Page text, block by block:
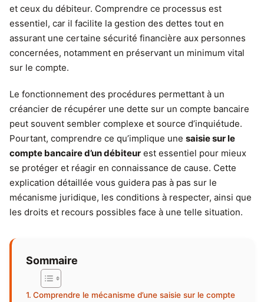
et ceux du débiteur. Comprendre ce processus est
essentiel, car il facilite la gestion des dettes tout en
assurant une certaine sécurité financière aux personnes
concernées, notamment en préservant un minimum vital
sur le compte.
Le fonctionnement des procédures permettant à un
créancier de récupérer une dette sur un compte bancaire
peut souvent sembler complexe et source d’inquiétude.
Pourtant, comprendre ce qu’implique une saisie sur le
compte bancaire d’un débiteur est essentiel pour mieux
se protéger et réagir en connaissance de cause. Cette
explication détaillée vous guidera pas à pas sur le
mécanisme juridique, les conditions à respecter, ainsi que
les droits et recours possibles face à une telle situation.
Sommaire
Comprendre le mécanisme d’une saisie sur le compte